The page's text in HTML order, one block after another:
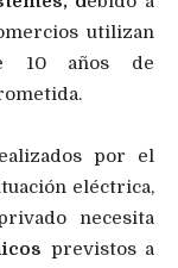
utilizan
10 años de
por el
eléctrica,
necesita
previstos a